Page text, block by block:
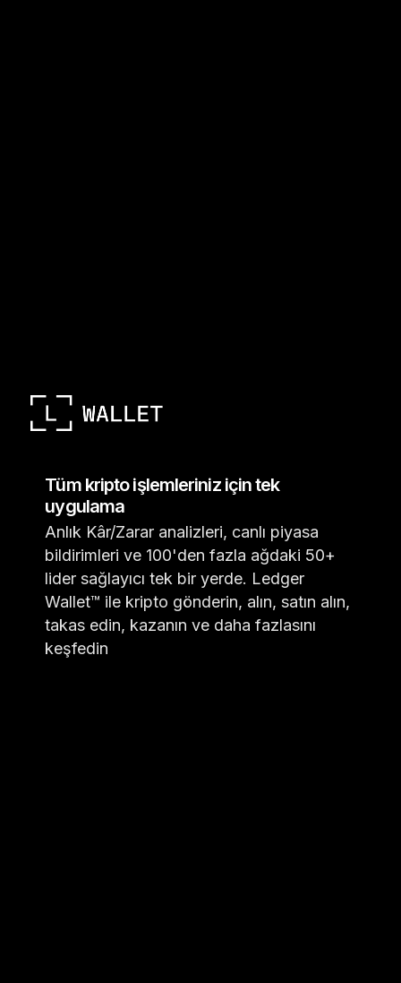
Tüm kripto işlemleriniz için tek
uygulama
Anlık Kâr/Zarar analizleri, canlı piyasa
bildirimleri ve 100'den fazla ağdaki 50+
lider sağlayıcı tek bir yerde. Ledger
Wallet™ ile kripto gönderin, alın, satın alın,
takas edin, kazanın ve daha fazlasını
keşfedin